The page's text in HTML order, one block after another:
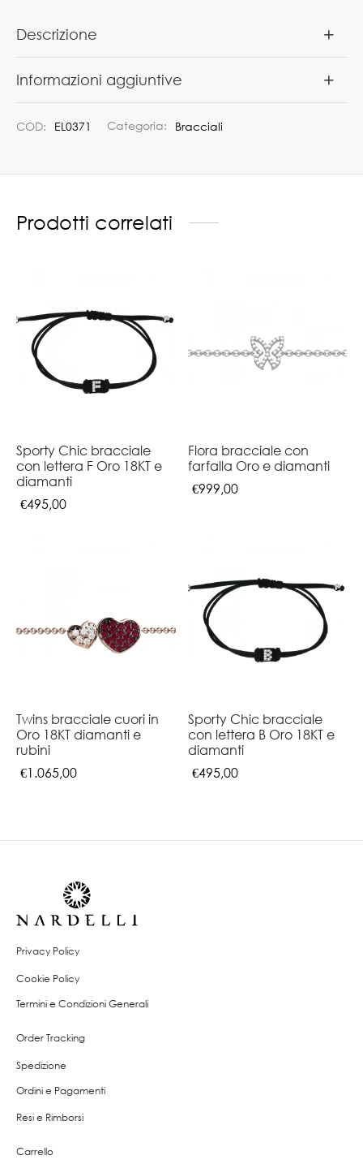
Descrizione
Informazioni aggiuntive
COD: EL0371 Categoria: Bracciali
Prodotti correlati
Sporty Chic bracciale
con lettera F Oro 18KT e
diamanti
€495,00
Flora bracciale con
farfalla Oro e diamanti
€999,00
Twins bracciale cuori in
Oro 18KT diamanti e
rubini
€1.065,00
Sporty Chic bracciale
con lettera B Oro 18KT e
diamanti
€495,00
Privacy Policy
Cookie Policy
Termini e Condizioni Generali
Order Tracking
Spedizione
Ordini e Pagamenti
Resi e Rimborsi
Carrello